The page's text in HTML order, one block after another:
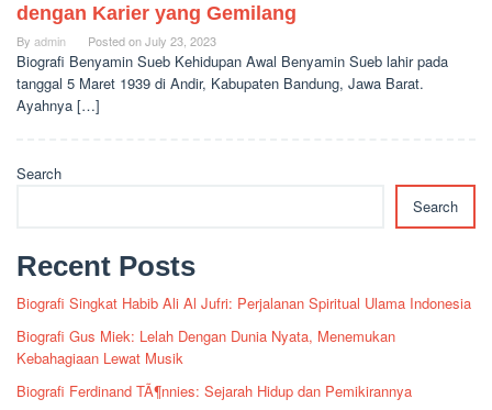
dengan Karier yang Gemilang
By admin Posted onJuly 23, 2023
Biografi Benyamin Sueb Kehidupan Awal Benyamin Sueb lahir pada
tanggal 5 Maret 1939 di Andir, Kabupaten Bandung, Jawa Barat.
Ayahnya […]
Search
Search
Recent Posts
Biografi Singkat Habib Ali Al Jufri: Perjalanan Spiritual Ulama Indonesia
Biografi Gus Miek: Lelah Dengan Dunia Nyata, Menemukan
Kebahagiaan Lewat Musik
Biografi Ferdinand TÃ¶nnies: Sejarah Hidup dan Pemikirannya